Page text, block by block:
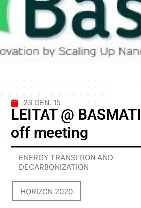
23 GEN. 15
LEITAT @
off meeting
ENERGY TRANSITION AND
DECARBONIZATION
HORIZON 2020